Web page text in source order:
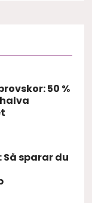
50 %
Så sparar du